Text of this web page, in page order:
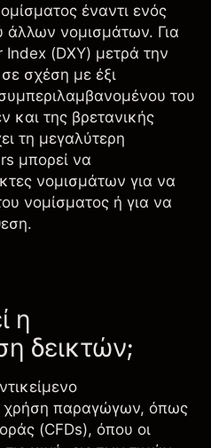
έναντι ενός
άλλων νομισμάτων. Για
Index (DXY) μετρά την
σχέση με έξι
του
και της βρετανικής
τη μεγαλύτερη
μπορεί να
νομισμάτων για να
νομίσματος ή για να
η
δεικτών;
χρήση παραγώγων, όπως
(CFDs), όπου οι